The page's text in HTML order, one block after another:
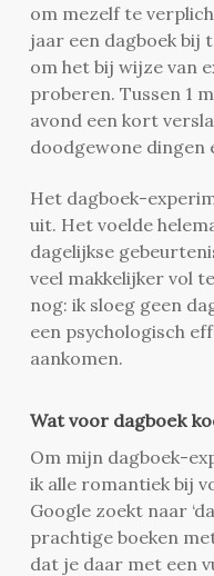
om mezelf te
jaar een dagboek bij
om het bij wijze van
proberen. Tussen 1
avond een kort
doodgewone dingen
Het dagboek-
uit. Het voelde
dagelijkse
veel makkelijker vol
nog: ik sloeg geen
een psychologisch
aankomen.
Wat voor dagboek
Om mijn dagboek-
ik alle romantiek bij
Google zoekt naar
prachtige boeken
dat je daar met een